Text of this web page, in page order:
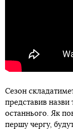
Сезон
представив назви
останнього. Як
першу чергу,